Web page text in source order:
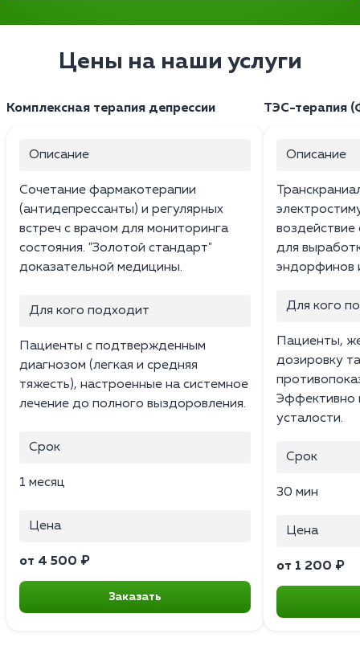
Цены на наши услуги
Комплексная терапия депрессии
Описание
Сочетание фармакотерапии
(антидепрессанты) и регулярных
встреч с врачом для мониторинга
состояния. "Золотой стандарт"
доказательной медицины.
Для кого подходит
Пациенты с подтвержденным
диагнозом (легкая и средняя
тяжесть), настроенные на системное
лечение до полного выздоровления.
Срок
1 месяц
Цена
от 4 500 ₽
Заказать
ТЭС-терапия
Описание
воздействие
для
эндорфинов
Для кого
Пациенты,
дозировку
Эффективно
усталости.
Срок
30 мин
Цена
от 1 200 ₽